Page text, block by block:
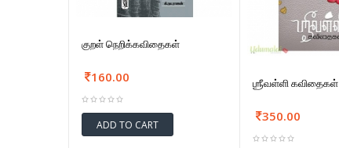
குறள் நெறிக்கவிதைகள்
160.00
ADD TO CART
ஶ்ரீவள்ளி கவிதைகள்
350.00